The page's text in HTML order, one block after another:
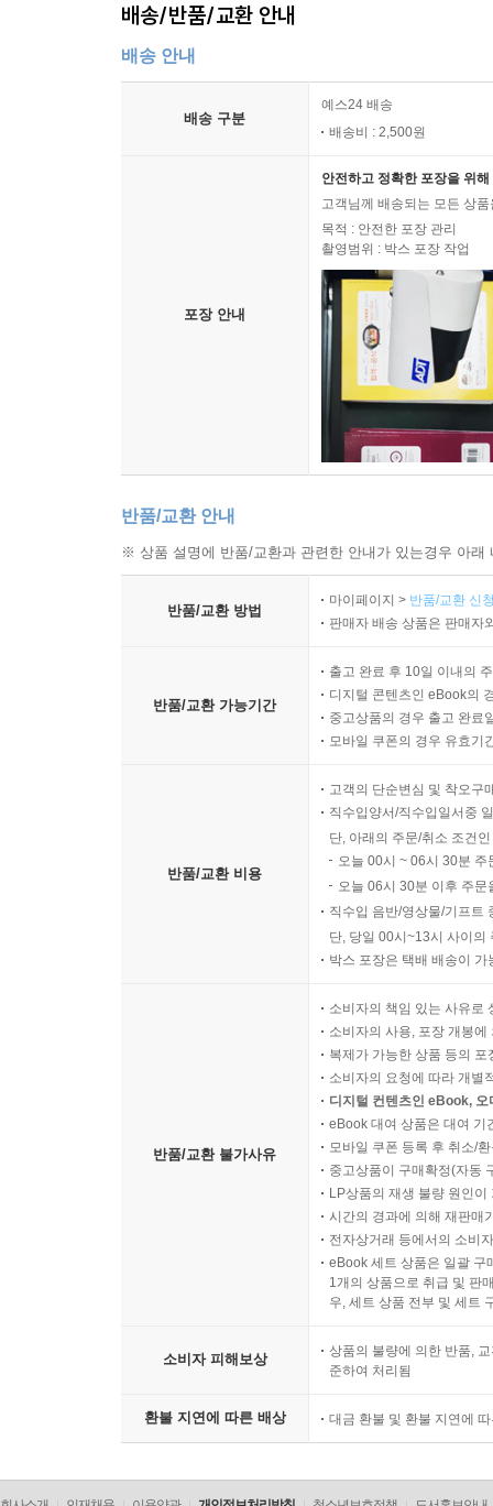
배송/반품/교환 안내
배송 안내
배송 구분
예스24 배송
배송비 : 2,500원
포장 안내
안전하고 정확한 포장을 위
고객님께 배송되는 모든 상
목적 : 안전한 포장 관리
촬영범위 : 박스 포장 작업
반품/교환 안내
※ 상품 설명에 반품/교환과 관련한 안내가 있는경우 아
반품/교환 방법
마이페이지 > 반품/교환 신
판매자 배송 상품은 판매자
반품/교환 가능기간
출고 완료 후 10일 이내의
디지털 콘텐츠인 eBook의
중고상품의 경우 출고 완료
모바일 쿠폰의 경우 유효기
반품/교환 비용
고객의 단순변심 및 착오구
직수입양서/직수입일서중
단, 아래의 주문/취소 조건
오늘 00시 ~ 06시 30분
오늘 06시 30분 이후 주
직수입 음반/영상물/기프트
단, 당일 00시~13시 사이의
박스 포장은 택배 배송이
반품/교환 불가사유
소비자의 책임 있는 사유로
소비자의 사용, 포장 개봉
복제가 가능한 상품 등의
소비자의 요청에 따라 개별
디지털 컨텐츠인 eBook,
eBook 대여 상품은 대여 기
모바일 쿠폰 등록 후 취소/
중고상품이 구매확정(자동
LP상품의 재생 불량 원인
시간의 경과에 의해 재판매
전자상거래 등에서의 소비
eBook 세트 상품은 일괄 구
1개의 상품으로 취급 및 판
우, 세트 상품 전부 및 세트
소비자 피해보상
상품의 불량에 의한 반품,
준하여 처리됨
환불 지연에 따른 배상 대금 환불 및 환불 지연에